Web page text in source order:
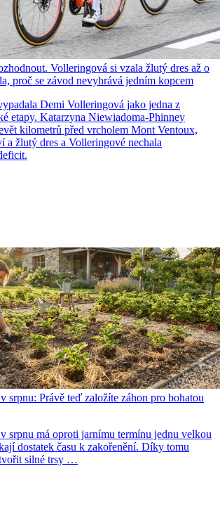
Volleringová si vzala žlutý dres až o
proč se závod nevyhrává jedním kopcem
Demi Volleringová jako jedna z
etapy. Katarzyna Niewiadoma-Phinney
kilometrů před vrcholem Mont Ventoux,
a žlutý dres a Volleringové nechala
srpnu: Právě teď založíte záhon pro bohatou
srpnu má oproti jarnímu termínu jednu velkou
dostatek času k zakořenění. Díky tomu
silné trsy …